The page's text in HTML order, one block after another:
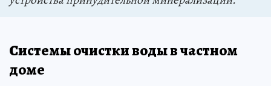
Системы очистки воды в частном
доме